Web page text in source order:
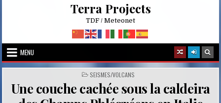
Terra Projects
TDF / Meteonet
MENU
POSTED
IN
SEISMES/VOLCANS
Une couche cachée sous la caldeira